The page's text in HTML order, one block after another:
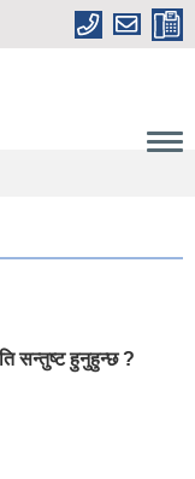
सन्तुष्ट हुनुहुन्छ ?